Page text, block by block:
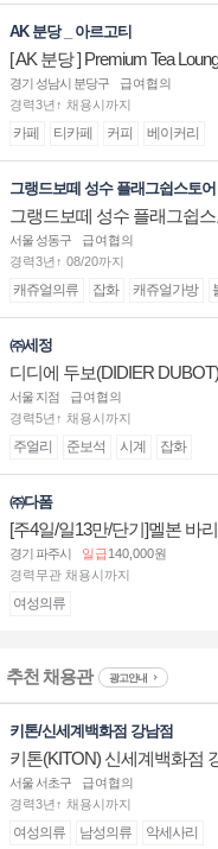
AK 분당 _ 아르고티
[ AK 분당 ] Premium Tea
경기 성남시 분당구
급여협의
경력3년↑ 채용시까지
카페 티카페 커피 베이커리
그랭드보떼 성수 플래그쉽스토어
그랭드보떼 성수 플래그쉽
자)
서울 성동구
급여협의
경력3년↑ 08/20까지
캐쥬얼의류 잡화 캐쥬얼가방
㈜세정
디디에 두보(DIDIER
서울 지점
급여협의
경력5년↑ 채용시까지
주얼리 준보석 시계 잡화
㈜다폼
[주4일/일13만/단기]멜본 바
경기 파주시 일급140,000원
경력무관 채용시까지
여성의류
추천 채용관 광고안내
키톤/신세계백화점 강남점
키톤(KITON) 신세계백화점
서울 서초구
급여협의
경력3년↑ 채용시까지
여성의류 남성의류 악세사리